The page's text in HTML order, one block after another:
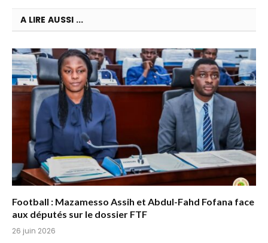
A LIRE AUSSI ...
Football : Mazamesso Assih et Abdul-Fahd Fofana face
aux députés sur le dossier FTF
26 juin 2026